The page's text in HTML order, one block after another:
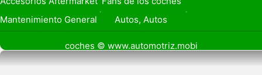
Seguro de Coche
Préstamos y Financiación
Mantenimiento General
Autos, Autos
Seguridad Vial
Combustibles
Vender Mi Cochecoches © www.automotriz.mobi